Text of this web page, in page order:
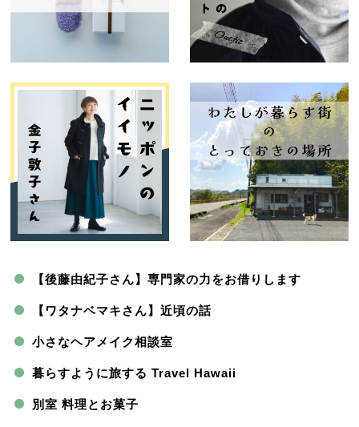
【後藤由紀子さん】専門家の力をお借りします
【ワタナベマキさん】近頃の話
小さなヘアメイク相談室
暮らすように旅する Travel Hawaii
別室 料理とお菓子